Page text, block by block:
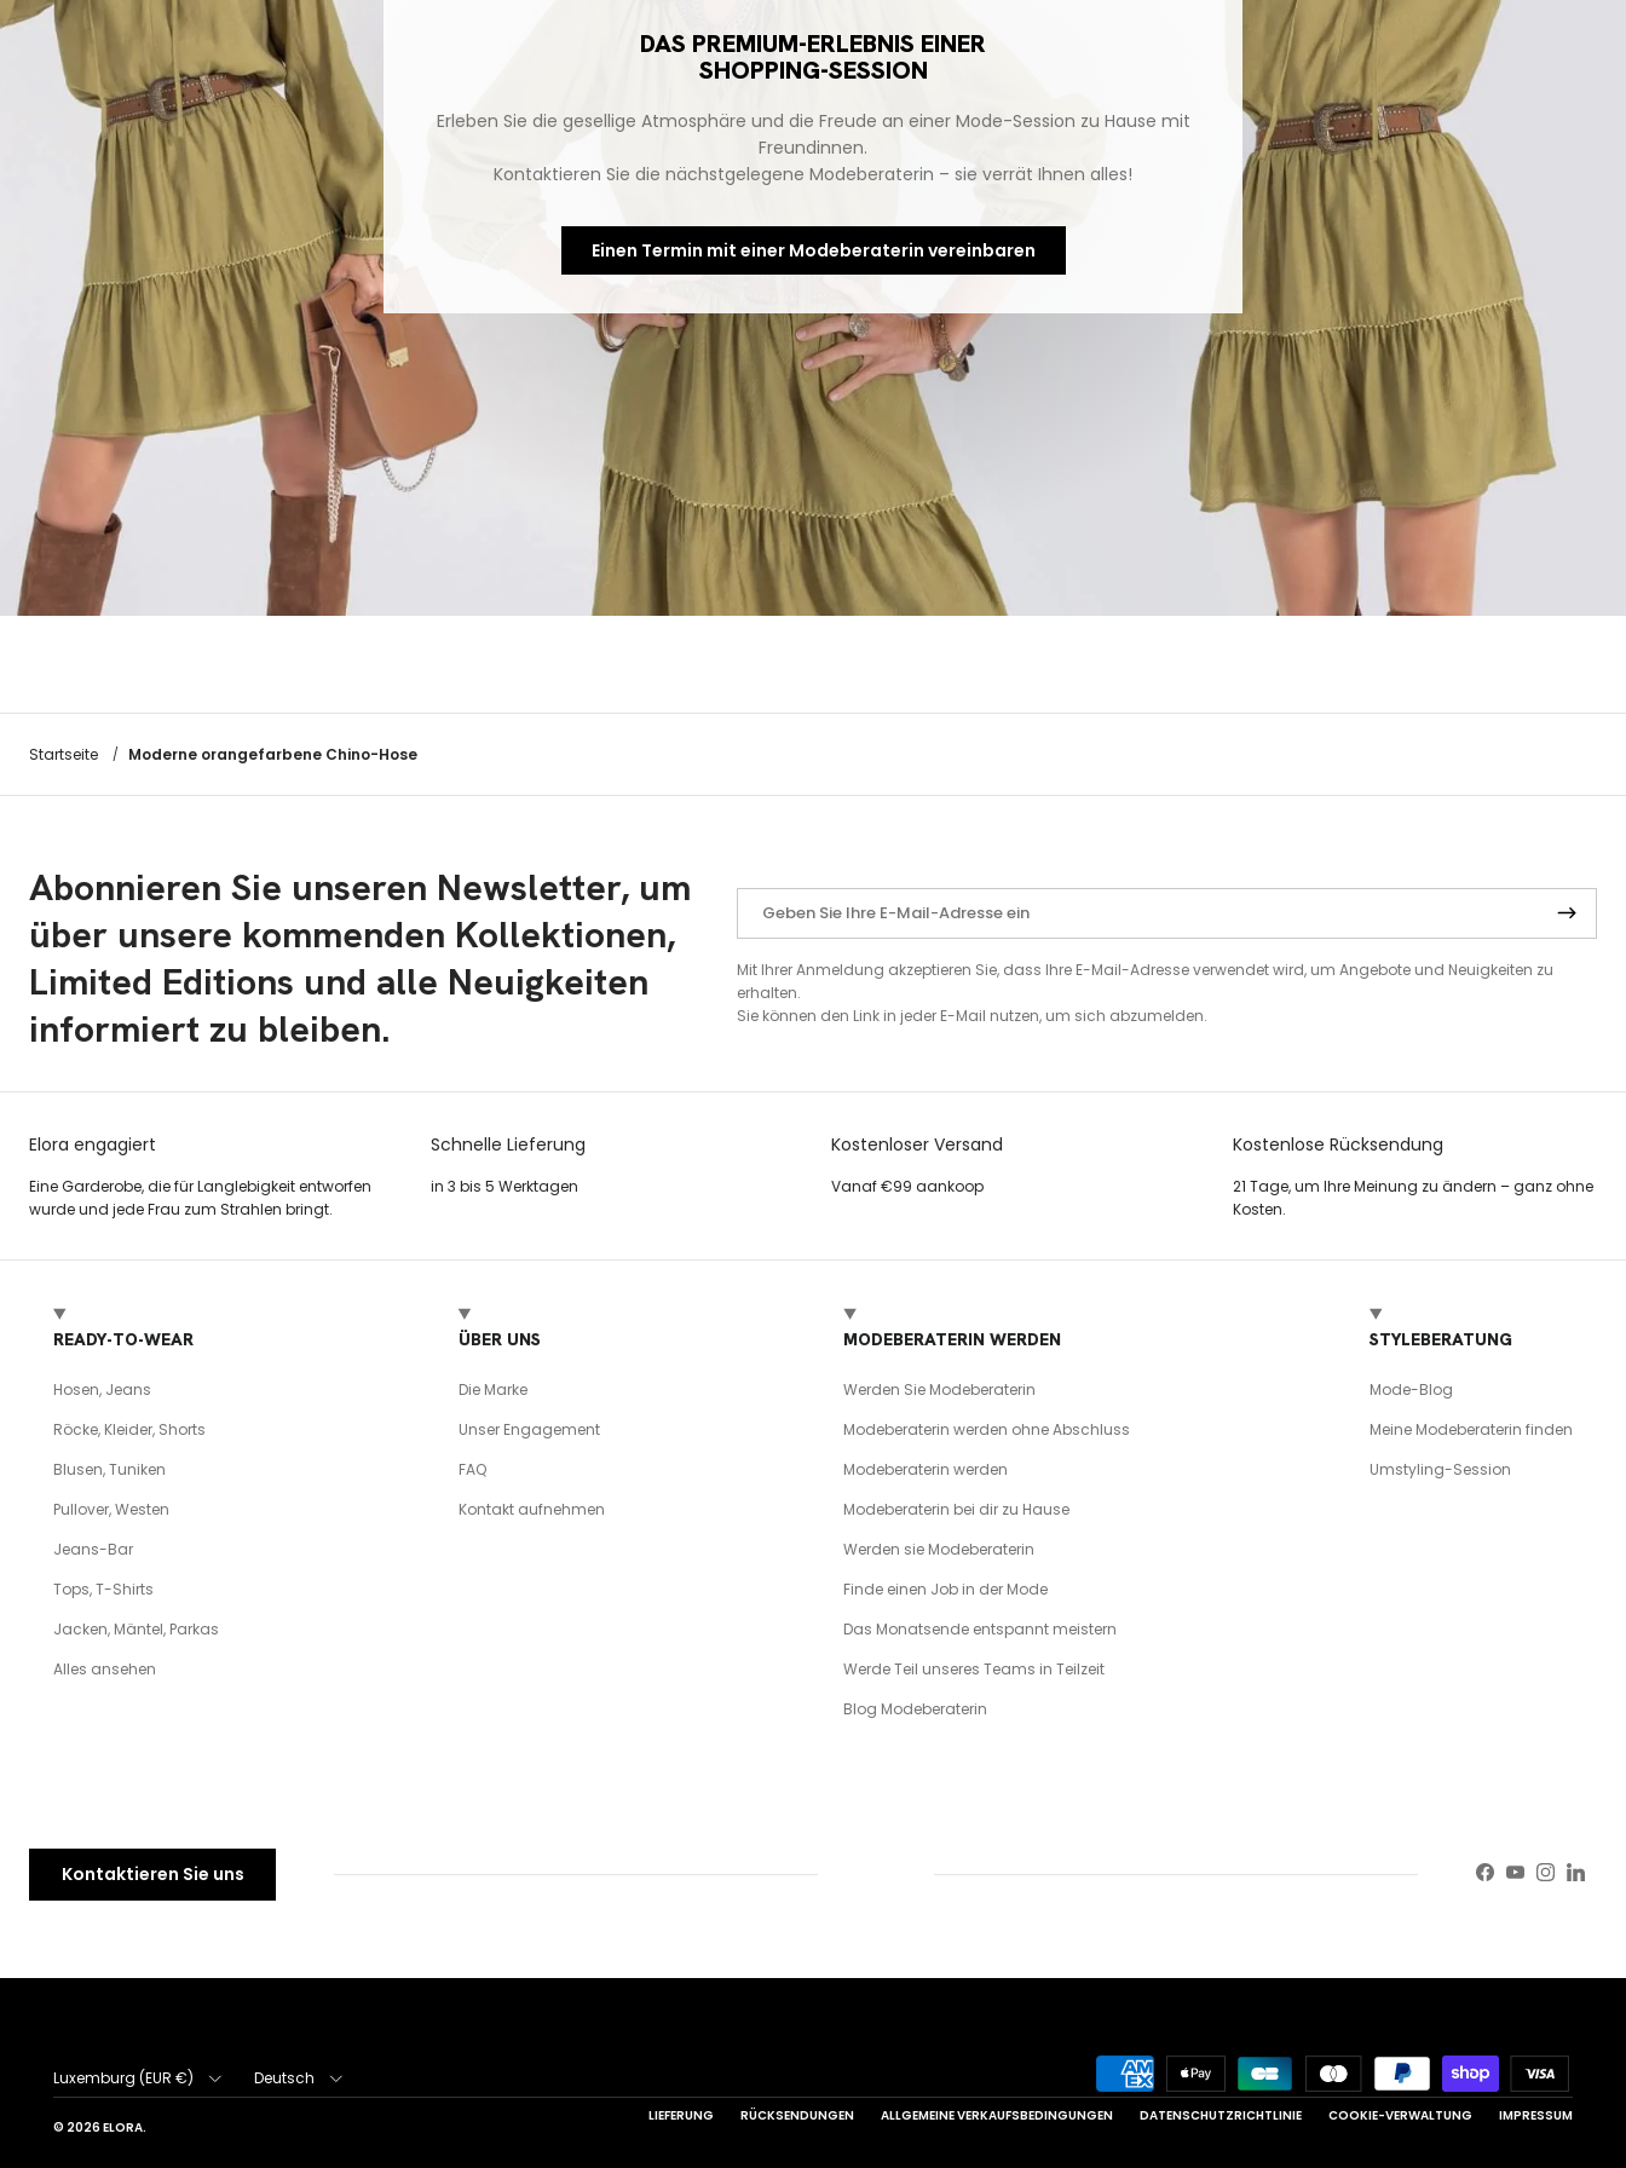
DAS PREMIUM-ERLEBNIS EINER
SHOPPING-SESSION
Erleben Sie die gesellige Atmosphäre und die Freude an einer Mode-Session zu Hause mit
Freundinnen.
Kontaktieren Sie die nächstgelegene Modeberaterin – sie verrät Ihnen alles!
Einen Termin mit einer Modeberaterin vereinbaren
Startseite / Moderne orangefarbene Chino-Hose
Abonnieren Sie unseren Newsletter, um
über unsere kommenden Kollektionen,
Limited Editions und alle Neuigkeiten
informiert zu bleiben.
Mit Ihrer Anmeldung akzeptieren Sie, dass Ihre E-Mail-Adresse verwendet wird, um Angebote und Neuigkeiten zu
erhalten.
Sie können den Link in jeder E-Mail nutzen, um sich abzumelden.
Elora engagiert
Eine Garderobe, die für Langlebigkeit entworfen
wurde und jede Frau zum Strahlen bringt.
Schnelle Lieferung
in 3 bis 5 Werktagen
Kostenloser Versand
Vanaf €99 aankoop
Kostenlose Rücksendung
21 Tage, um Ihre Meinung zu ändern – ganz ohne
Kosten.
READY-TO-WEAR
Hosen, Jeans
Röcke, Kleider, Shorts
Blusen, Tuniken
Pullover, Westen
Jeans-Bar
Tops, T-Shirts
Jacken, Mäntel, Parkas
Alles ansehen
ÜBER UNS
Die Marke
Unser Engagement
FAQ
Kontakt aufnehmen
MODEBERATERIN WERDEN
Werden Sie Modeberaterin
Modeberaterin werden ohne Abschluss
Modeberaterin werden
Modeberaterin bei dir zu Hause
Werden sie Modeberaterin
Finde einen Job in der Mode
Das Monatsende entspannt meistern
Werde Teil unseres Teams in Teilzeit
Blog Modeberaterin
STYLEBERATUNG
Mode-Blog
Meine Modeberaterin finden
Umstyling-Session
Kontaktieren Sie uns Facebook
YouTube
LIEFERUNG RÜCKSENDUNGEN ALLGEMEINE VERKAUFSBEDINGUNGEN DATENSCHUTZRICHTLINIE COOKIE-VERWALTUNG IMPRESSUM
Land/Region
Luxemburg (EUR €) Deutsch
© 2026ELORA.